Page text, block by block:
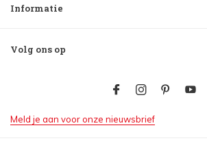
Informatie
Volg ons op
Meld je aan voor onze nieuwsbrief